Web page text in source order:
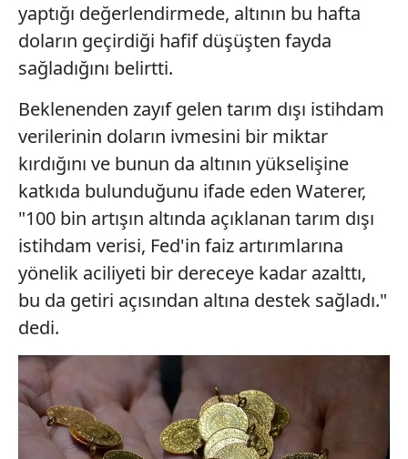
yaptığı değerlendirmede, altının bu hafta
doların geçirdiği hafif düşüşten fayda
sağladığını belirtti.
Beklenenden zayıf gelen tarım dışı istihdam
verilerinin doların ivmesini bir miktar
kırdığını ve bunun da altının yükselişine
katkıda bulunduğunu ifade eden Waterer,
"100 bin artışın altında açıklanan tarım dışı
istihdam verisi, Fed'in faiz artırımlarına
yönelik aciliyeti bir dereceye kadar azalttı,
bu da getiri açısından altına destek sağladı."
dedi.